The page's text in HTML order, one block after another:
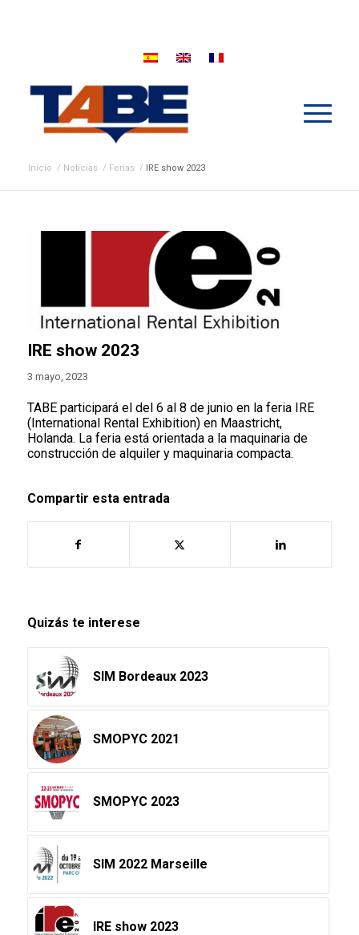
Inicio / Noticias / Ferias / IRE show 2023
IRE show 2023
3 mayo, 2023
TABE participará el del 6 al 8 de junio en la feria IRE
(International Rental Exhibition) en Maastricht,
Holanda. La feria está orientada a la maquinaria de
construcción de alquiler y maquinaria compacta.
Compartir esta entrada
Quizás te interese
SIM Bordeaux 2023
SMOPYC 2021
SMOPYC 2023
SIM 2022 Marseille
IRE show 2023